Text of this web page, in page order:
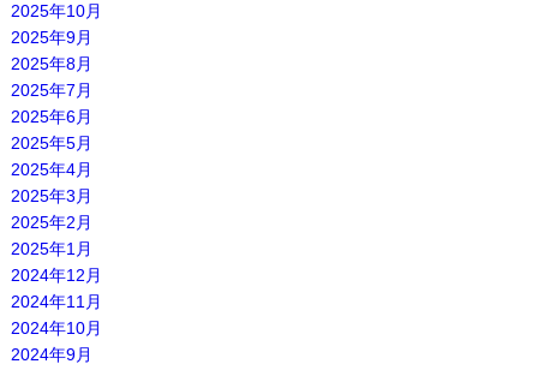
2025年10月
2025年9月
2025年8月
2025年7月
2025年6月
2025年5月
2025年4月
2025年3月
2025年2月
2025年1月
2024年12月
2024年11月
2024年10月
2024年9月